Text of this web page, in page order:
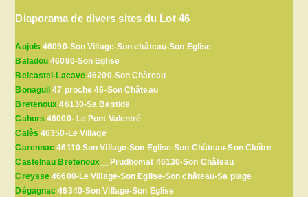
Diaporama de divers sites du Lot 46
Aujols 46090-Son Village-Son château-Son Eglise
Baladou 46090-Son Eglise
Belcastel-Lacave 46200-Son Château
Bonaguil 47 proche 46-Son Château
Bretenoux 46130-Sa Bastide
Cahors 46000- Le Pont Valentré
Calès 46350-Le Village
Carennac 46110 Son Village-Son Eglise-Son Château-Son Cloître
Castelnau Bretenoux __Prudhomat 46130-Son Château
Creysse 46600-Le Village-Son Eglise-Son château-Sa plage
Dégagnac 46340-Son Village-Son Eglise